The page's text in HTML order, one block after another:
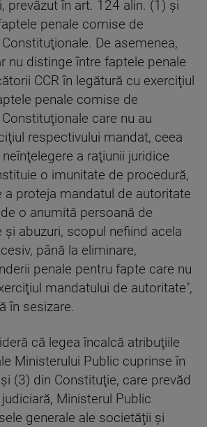
prevăzut în art. 124 alin. (1) şi
penale comise de
De asemenea,
nu distinge între faptele penale
CCR în legătură cu exerciţiul
penale comise de
care nu au
respectivului mandat, ceea
a raţiunii juridice
o imunitate de procedură,
a proteja mandatul de autoritate
o anumită persoană de
şi abuzuri, scopul nefiind acela
până la eliminare,
penale pentru fapte care nu
mandatului de autoritate",
în sesizare.
că legea încalcă atribuţiile
Ministerului Public cuprinse în
(3) din Constituţie, care prevăd
Ministerul Public
generale ale societăţii şi